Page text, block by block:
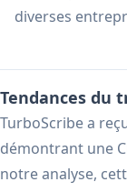
diverses
Tendances du
TurboScribe a
démontrant une
notre analyse,